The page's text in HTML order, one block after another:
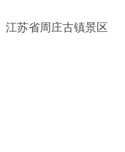
江苏省周庄古镇景区